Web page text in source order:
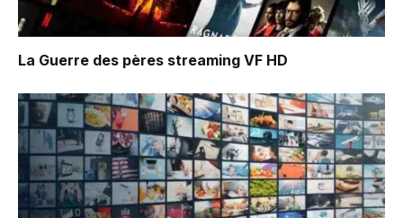
La Guerre des pères streaming VF HD